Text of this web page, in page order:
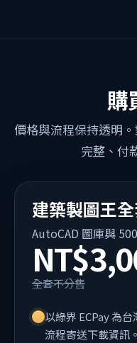
購
價格與流程保持透明
完整、付
建築製圖王
AutoCAD 圖庫與
全套不分售
以綠界 ECPay 為
流程寄送下載資訊。